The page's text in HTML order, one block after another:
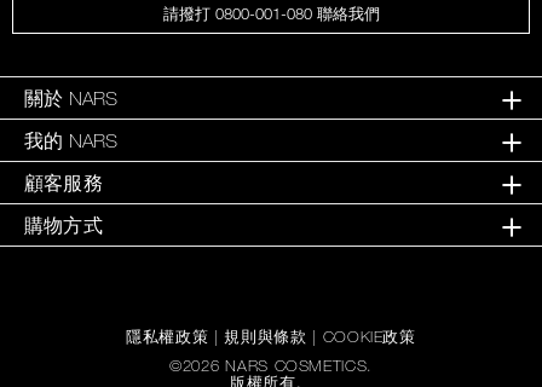
請撥打 0800-001-080 聯絡我們
關於 NARS
我的 NARS
顧客服務
購物方式
隱私權政策 |規則與條款 | COOKIE政策
©2026 NARS COSMETICS.
版權所有。